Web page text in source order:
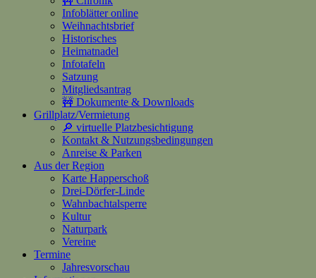
Infoblätter online
Weihnachtsbrief
Historisches
Heimatnadel
Infotafeln
Satzung
Mitgliedsantrag
🚧 Dokumente & Downloads
Grillplatz/Vermietung
🔎 virtuelle Platzbesichtigung
Kontakt & Nutzungsbedingungen
Anreise & Parken
Aus der Region
Karte Happerschoß
Drei-Dörfer-Linde
Wahnbachtalsperre
Kultur
Naturpark
Vereine
Termine
Jahresvorschau